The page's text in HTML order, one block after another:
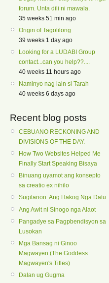
forum. Unta dili ni mawala.
35 weeks 51 min ago
Origin of Tagolilong
39 weeks 1 day ago
Looking for a LUDABI Group
contact...can you help??....
40 weeks 11 hours ago
Naminyo nag lain si Tarah
40 weeks 6 days ago
Recent blog posts
CEBUANO RECKONING AND
DIVISIONS OF THE DAY.
How Two Websites Helped Me
Finally Start Speaking Bisaya
Binuang uyamot ang konsepto
sa creatio ex nihilo
Sugilanon: Ang Hakog Nga Datu
Ang Awit ni Sinogo nga Alaot
Pangadye sa Pagpbendisyon sa
Lusokan
Mga Bansag ni Ginoo
Magwayen (The Goddess
Magwayen's Titles)
Dalan ug Gugma